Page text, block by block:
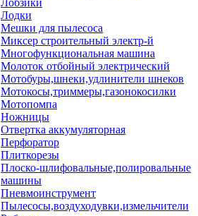
Лобзики
Лодки
Мешки для пылесоса
Миксер строительный электр-й
Многофункциональная машина
Молоток отбойный электрический
Мотобуры,шнеки,удлинители шнеков
Мотокосы,триммеры,газонокосилки
Мотопомпа
Ножницы
Отвертка аккумуляторная
Перфоратор
Плиткорезы
Плоско-шлифовальные,полировальные
машины
Пневмоинструмент
Пылесосы,воздуходувки,измельчители